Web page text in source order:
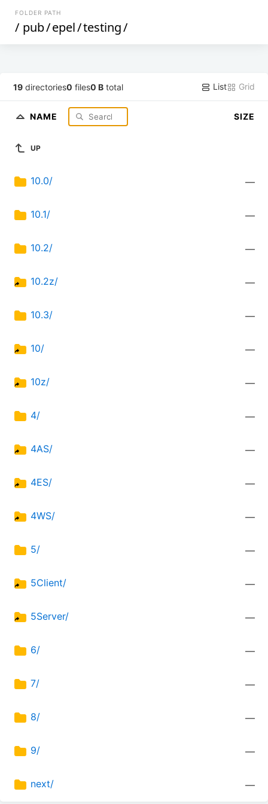
FOLDER PATH
/ pub/epel/testing/
19 directories0 files0 B total List Grid
NAME SIZE
UP
10.0/ —
10.1/ —
10.2/ —
10.2z/ —
10.3/ —
10/ —
10z/ —
4/ —
4AS/ —
4ES/ —
4WS/ —
5/ —
5Client/ —
5Server/ —
6/ —
7/ —
8/ —
9/ —
next/ —